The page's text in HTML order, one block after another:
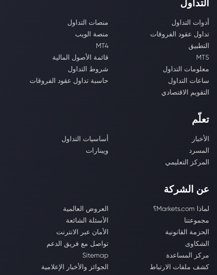
التداول
أدوات التداول
منصات التداول
تداول عقود الفروقات
منصة الويب
التطبيق
MT4
MT5
قائمة الأصول المالية
معلومات التداول
شروط التداول
ساعات التداول
حاسبة تداول عقود الفروقات
التقويم الاقتصادي
تعلّم
الأخبار
أساسيات التداول
المسرد
ويبنارات
المركز التعليمي
عن الشركة
لماذا Markets.com؟
العروض العالمية
مجموعتنا
الأسئلة الشائعة
الحزمة القانونية
الأمان عبر الانترنت
الشكاوى
تواصل مع فريق الدعم
مركز المساعدة
Sitemap
كشف ملفات الارتباط
الجوائز والأخبار الإعلامية